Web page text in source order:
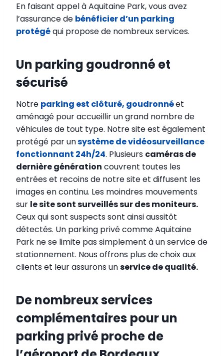
En faisant appel à Aquitaine Park, vous avez
l’assurance de bénéficier d’un parking
protégéqui propose de nombreux services.
Un parking goudronné et
sécurisé
Notre parking est clôturé, goudronnéet
aménagé pour accueillir un grand nombre de
véhicules de tout type. Notre site est également
protégé par unsystème de vidéosurveillance
fonctionnant 24h/24. Plusieurs caméras de
dernière génération couvrent toutes les
entrées et recoins de notre site et diffusent les
images en continu. Les moindres mouvements
sur le site sont surveillés sur des moniteurs.
Ceux qui sont suspects sont ainsi aussitôt
détectés. Un parking privé comme Aquitaine
Park ne se limite pas simplement à un service de
stationnement. Nous offrons plus de choix aux
clients et leur assurons unservice de qualité.
De nombreux services
complémentaires pour un
parking privé proche de